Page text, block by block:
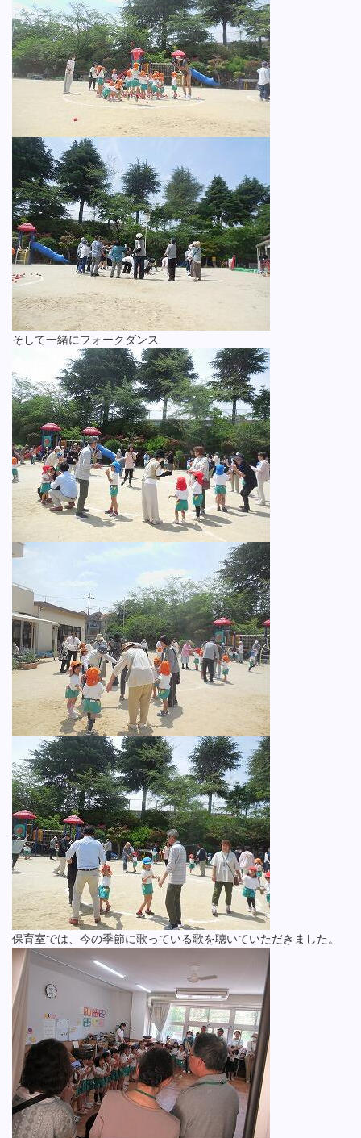
そして一緒にフォークダンス
保育室では、今の季節に歌っている歌を聴いていただきました。